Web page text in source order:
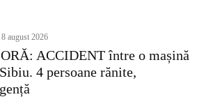
8 august 2026
ACCIDENT între o mașină
4 persoane rănite,